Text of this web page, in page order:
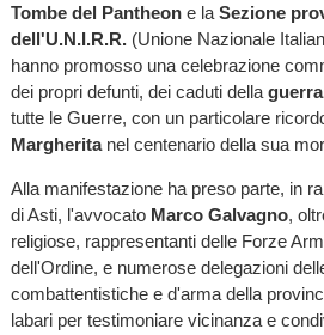
Tombe del Pantheone la Sezione
dell'U.N.I.R.R.(Unione Nazionale
hanno promosso una celebrazione
dei propri defunti, dei caduti della
tutte le Guerre, con un particolare
Margheritanel centenario della sua
Alla manifestazione ha preso parte, in
di Asti, l'avvocato Marco Galvagno,
religiose, rappresentanti delle Forze
dell'Ordine, e numerose delegazioni
combattentistiche e d'arma della
labari per testimoniare vicinanza e